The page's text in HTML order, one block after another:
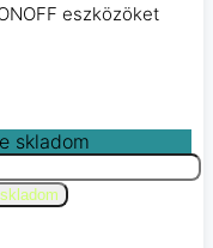
eszközöket
skladom